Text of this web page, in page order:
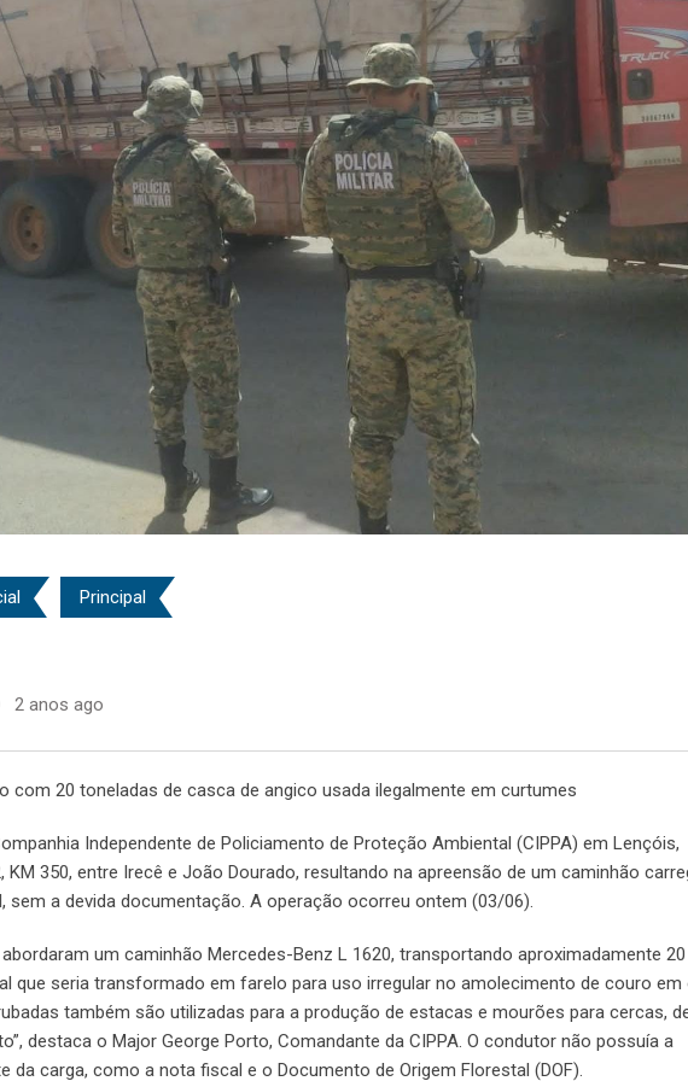
Principal
2 anos ago
com 20 toneladas de casca de angico usada ilegalmente em curtumes
Independente de Policiamento de Proteção Ambiental (CIPPA) em Lençóis,
350, entre Irecê e João Dourado, resultando na apreensão de um caminhão
sem a devida documentação. A operação ocorreu ontem (03/06).
um caminhão Mercedes-Benz L 1620, transportando aproximadamente
que seria transformado em farelo para uso irregular no amolecimento de couro em
também são utilizadas para a produção de estacas e mourões para cercas,
destaca o Major George Porto, Comandante da CIPPA. O condutor não possuía a
da carga, como a nota fiscal e o Documento de Origem Florestal (DOF).